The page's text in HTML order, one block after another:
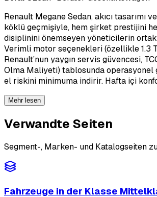
Renault Megane Sedan, akıcı tasarımı ve
köklü geçmişiyle, hem şirket prestijini
disiplinini önemseyen yöneticilerin ortak
Verimli motor seçenekleri (özellikle 1.3
Renault’nun yaygın servis güvencesi,
Olma Maliyeti) tablosunda
el riskini minimuma indirir. Hafta içi
Mehr lesen
Verwandte Seiten
Segment-, Marken- und Katalogseiten
Fahrzeuge in der Klasse